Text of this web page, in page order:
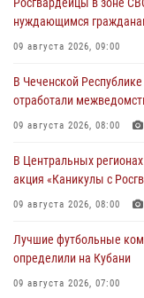
нуждающимся
09 августа 2026, 09:00
В Чеченской
отработали
09 августа 2026, 08:00
В Центральных
акция «Каникулы с
09 августа 2026, 08:00
Лучшие футбольные
определили на Кубани
09 августа 2026, 07:00